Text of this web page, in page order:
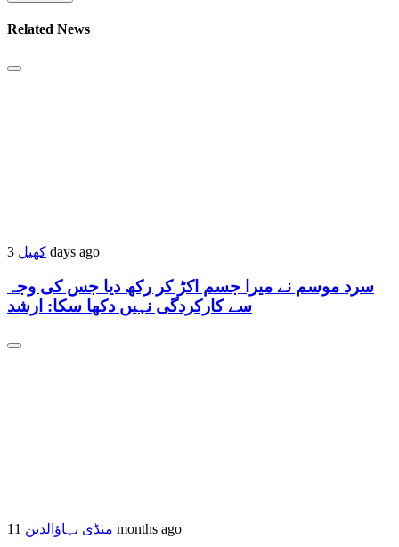
Related News
کھیل 3 days ago
سرد موسم نے میرا جسم اکڑ کر رکھ دیا جس کی وجہ
سے کارکردگی نہیں دکھا سکا: ارشد
منڈی بہاؤالدین 11 months ago